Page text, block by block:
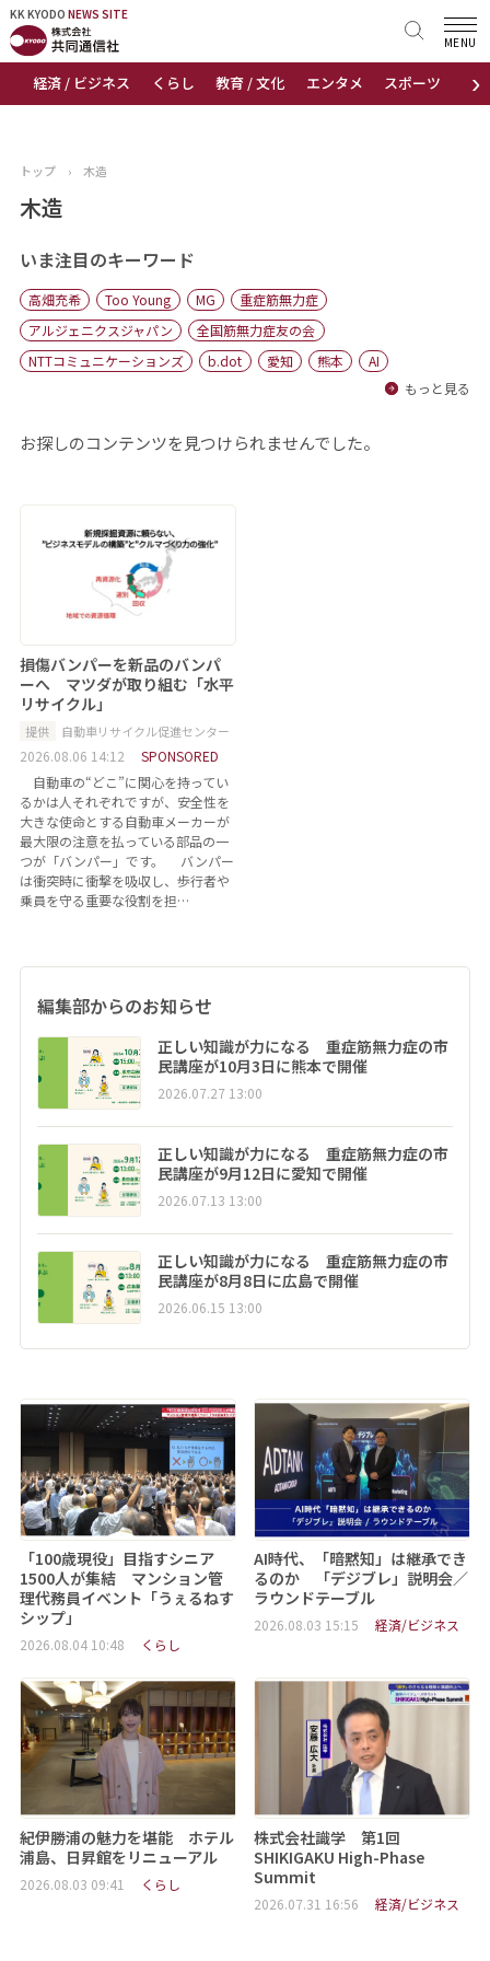
KK KYODO NEWS SITE
›
経済 / ビジネス くらし 教育 / 文化 エンタメ スポーツ 地域
MENU
KK KYODONEWS SITE
トップページ
ニュース
おすすめコンテンツ
出版物
会社概要
トップ › 木造
木造
いま注目のキーワード
高畑充希 Too Young MG
重症筋無力症
アルジェニクスジャパン
全国筋無力症友の会
NTTコミュニケーションズ
b.dot 愛知 熊本
AI
もっと見る
お探しのコンテンツを見つけられませんでした。
損傷バンパーを新品のバンパ
ーへ マツダが取り組む「水平
リサイクル」
提供 自動車リサイクル促進センター
2026.08.06 14:12
SPONSORED
自動車の“どこ”に関心を持ってい
るかは人それぞれですが、安全性を
大きな使命とする自動車メーカーが
最大限の注意を払っている部品の一
つが「バンパー」です。 バンパー
は衝突時に衝撃を吸収し、歩行者や
乗員を守る重要な役割を担…
編集部からのお知らせ
正しい知識が力になる 重症筋無力症の市
民講座が10月3日に熊本で開催
2026.07.27 13:00
正しい知識が力になる 重症筋無力症の市
民講座が9月12日に愛知で開催
2026.07.13 13:00
正しい知識が力になる 重症筋無力症の市
民講座が8月8日に広島で開催
2026.06.15 13:00
「100歳現役」目指すシニア
1500人が集結 マンション管
理代務員イベント「うぇるねす
シップ」
2026.08.04 10:48 くらし
AI時代、「暗黙知」は継承でき
るのか 「デジブレ」説明会／
ラウンドテーブル
2026.08.03 15:15 経済/ビジネス
紀伊勝浦の魅力を堪能 ホテル
浦島、日昇館をリニューアル
2026.08.03 09:41 くらし
株式会社識学 第1回
SHIKIGAKU High-Phase
Summit
2026.07.31 16:56 経済/ビジネス